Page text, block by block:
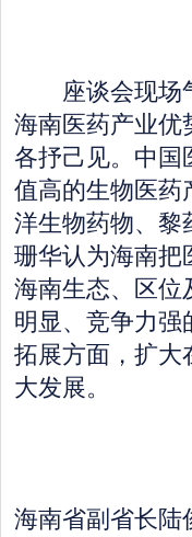
座谈会现场气
海南医药产业优
各抒己见。中国
值高的生物医药
洋生物药物、黎
珊华认为海南把
海南生态、区位
明显、竞争力强
拓展方面，扩大
大发展。
海南省副省长陆